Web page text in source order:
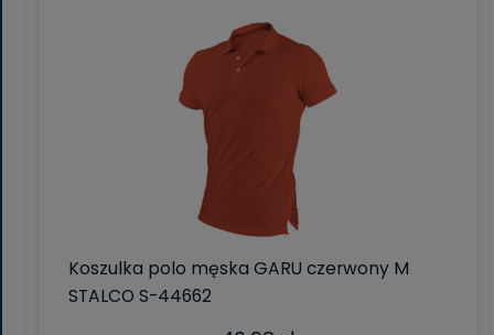
Koszulka polo męska GARU czerwony M
STALCO S-44662